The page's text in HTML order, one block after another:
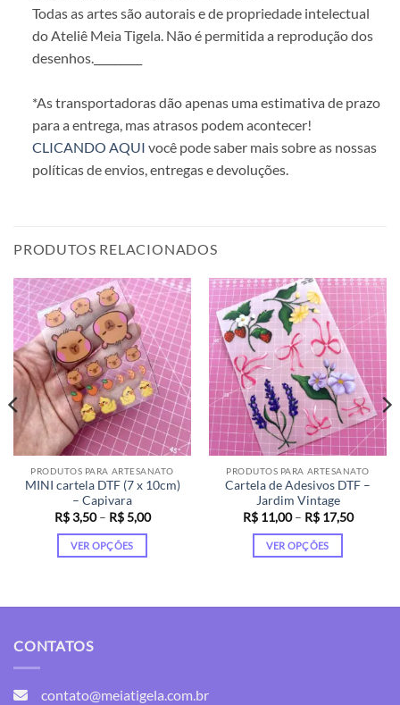
Todas as artes são autorais e de propriedade intelectual
do Ateliê Meia Tigela. Não é permitida a reprodução dos
desenhos._________
*As transportadoras dão apenas uma estimativa de prazo
para a entrega, mas atrasos podem acontecer!
CLICANDO AQUI você pode saber mais sobre as nossas
políticas de envios, entregas e devoluções.
PRODUTOS RELACIONADOS
PRODUTOS PARA ARTESANATO
MINI cartela DTF (7 x 10cm)
– Capivara
R$3,50 – R$5,00Faixa
VER OPÇÕES
podem
PRODUTOS PARA ARTESANATO
Cartela de Adesivos DTF –
Jardim Vintage
R$11,00 – R$17,50Faixa
VER OPÇÕES
CONTATOS
contato@meiatigela.com.br